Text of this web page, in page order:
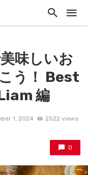
味しいお
う！ Best
編
1, 2024 2522 views
0